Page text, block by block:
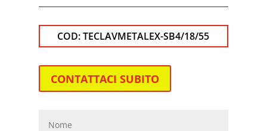
COD:TECLAVMETALEX-SB4/18/55
CONTATTACI SUBITO